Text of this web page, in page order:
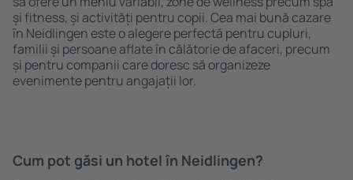
și fitness, și activități pentru copii. Cea mai bună cazare
în Neidlingen este o alegere perfectă pentru cupluri,
familii și persoane aflate în călătorie de afaceri, precum
și pentru companii care doresc să organizeze
evenimente pentru angajații lor.
Cum pot găsi un hotel în Neidlingen?